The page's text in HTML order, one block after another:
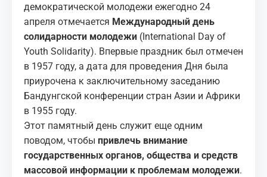
демократической молодежи ежегодно 24
апреля отмечается Международный день
солидарности молодежи (International Day of
Youth Solidarity). Впервые праздник был отмечен
в 1957 году, а дата для проведения Дня была
приурочена к заключительному заседанию
Бандунгской конференции стран Азии и Африки
в 1955 году.
Этот памятный день служит еще одним
поводом, чтобы привлечь внимание
государственных органов, общества и средств
массовой информации к проблемам молодежи.